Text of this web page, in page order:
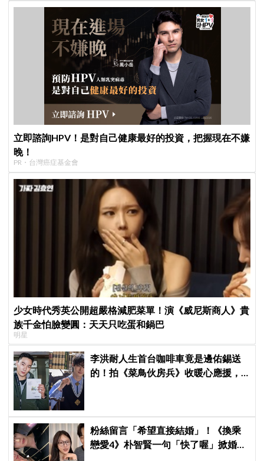
立即諮詢HPV！是對自己健康最好的投資，把握現在不嫌
晚！
PR・台灣癌症基金會
少女時代秀英公開超嚴格減肥菜單！演《威尼斯商人》貴
族千金怕臉變圓：天天只吃蛋和鍋巴
明星
李洪耐人生首台咖啡車竟是邊佑錫送
的！拍《菜鳥伙房兵》收暖心應援，
粉絲留言「希望直接結婚」！《換乘
戀愛4》朴智賢一句「快了喔」掀婚訊